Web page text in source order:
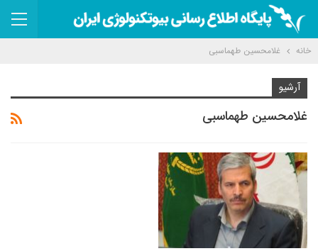
خانه غلامحسین طهماسبی
آرشیو
غلامحسین طهماسبی